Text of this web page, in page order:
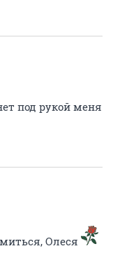
под рукой меня
Олеся